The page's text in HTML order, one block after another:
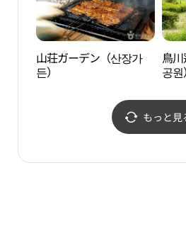
山荘ガーデン（산장가
든）
鳥
공원）
もっと見